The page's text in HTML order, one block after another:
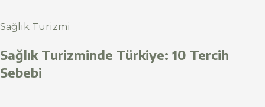
Sağlık Turizmi
Sağlık Turizminde Türkiye: 10 Tercih
Sebebi